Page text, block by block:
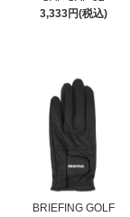
3,333円(税込)
BRIEFING GOLF